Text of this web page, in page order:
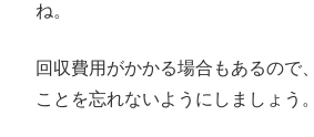
ね。
回収費用がかかる場合もあるので
ことを忘れないようにしましょう。